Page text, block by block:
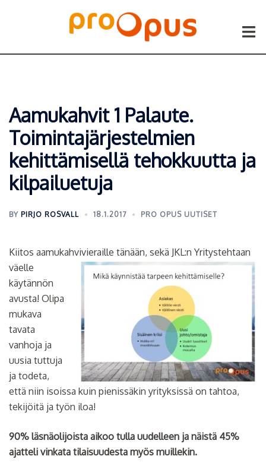
Aamukahvit 1 Palaute.
Toimintajärjestelmien
kehittämisellä tehokkuutta ja
kilpailuetuja
BY PIRJO ROSVALL 18.1.2017 PRO OPUS UUTISET
Kiitos aamukahvivieraille tänään, sekä JKL:n Yritystehtaan
väelle
käytännön
avusta! Olipa
mukava
tavata
vanhoja ja
uusia tuttuja
ja todeta,
että niin isoissa kuin pienissäkin yrityksissä on tahtoa,
tekijöitä ja työn iloa!
90% läsnäolijoista aikoo tulla uudelleen ja näistä 45%
ajatteli vinkata tilaisuudesta myös muillekin.